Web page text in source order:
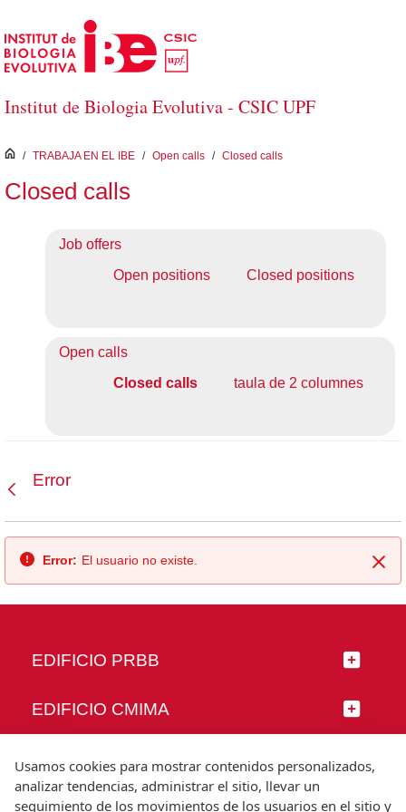
Saltar al contenido principal
Institut de Biologia Evolutiva - CSIC UPF
inici
/ TRABAJA EN EL IBE / Open calls / Closed calls
Closed calls
Job offers
Open positions
Closed positions
Open calls
Closed calls
taula de 2 columnes
Error
Error: El usuario no existe.
EDIFICIO PRBB
EDIFICIO CMIMA
SÍGUENOS
Usamos cookies para mostrar contenidos personalizados,
analizar tendencias, administrar el sitio, llevar un
seguimiento de los movimientos de los usuarios en el sitio y